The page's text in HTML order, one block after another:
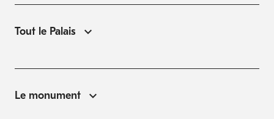
Tout le Palais
Le monument